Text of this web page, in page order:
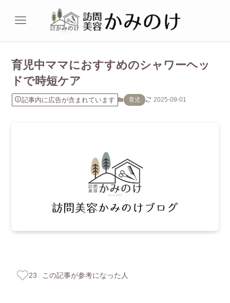
育児中ママにおすすめのシャワーヘッ
ドで時短ケア
記事内に広告が含まれています 育児 2025-09-01
23 この記事が参考になった人